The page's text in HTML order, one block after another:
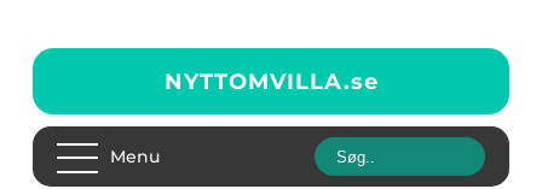
NYTTOMVILLA.se
Menu